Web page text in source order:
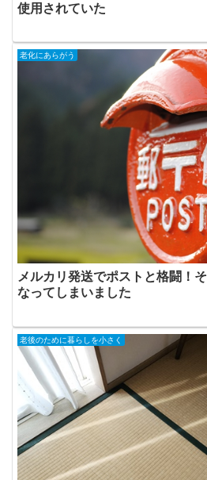
使用されていた
老化にあらがう
メルカリ発送でポストと格闘！
なってしまいました
老後のために暮らしを小さく